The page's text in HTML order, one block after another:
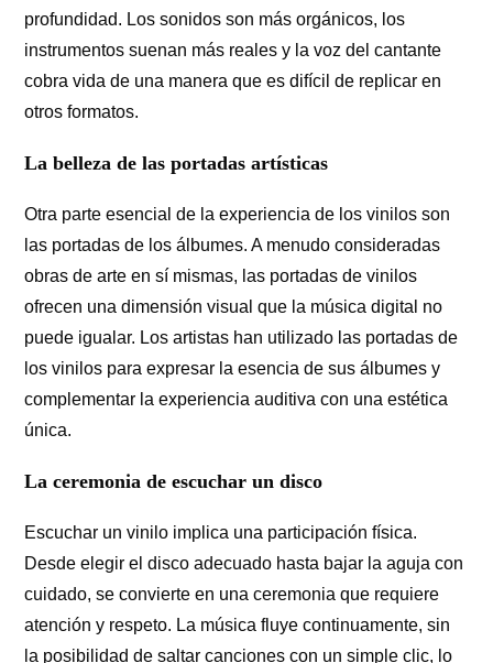
profundidad. Los sonidos son más orgánicos, los
instrumentos suenan más reales y la voz del cantante
cobra vida de una manera que es difícil de replicar en
otros formatos.
La belleza de las portadas artísticas
Otra parte esencial de la experiencia de los vinilos son
las portadas de los álbumes. A menudo consideradas
obras de arte en sí mismas, las portadas de vinilos
ofrecen una dimensión visual que la música digital no
puede igualar. Los artistas han utilizado las portadas de
los vinilos para expresar la esencia de sus álbumes y
complementar la experiencia auditiva con una estética
única.
La ceremonia de escuchar un disco
Escuchar un vinilo implica una participación física.
Desde elegir el disco adecuado hasta bajar la aguja con
cuidado, se convierte en una ceremonia que requiere
atención y respeto. La música fluye continuamente, sin
la posibilidad de saltar canciones con un simple clic, lo